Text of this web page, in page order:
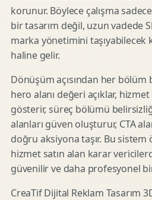
korunur. Böylece çalışma
bir tasarım değil, uzun vadede
marka yönetimini taşıyabilecek
haline gelir.
Dönüşüm açısından her
hero alanı değeri açıklar,
gösterir, süreç bölümü
alanları güven oluşturur, CTA
doğru aksiyona taşır. Bu
hizmet satın alan karar
güvenilir ve daha profesyonel
CreaTif Dijital Reklam Tasarım